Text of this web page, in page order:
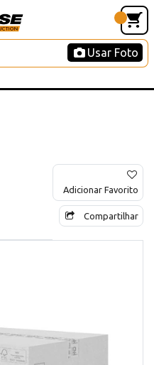
Usar Foto
Adicionar Favorito
Compartilhar